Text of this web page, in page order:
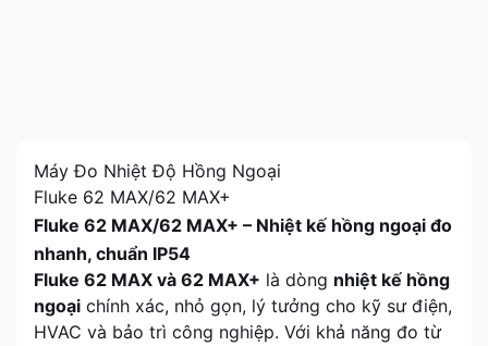
Máy Đo Nhiệt Độ Hồng Ngoại
Fluke 62 MAX/62 MAX+
Fluke 62 MAX/62 MAX+ – Nhiệt kế hồng ngoại đo
nhanh, chuẩn IP54
Fluke 62 MAX và 62 MAX+ là dòng nhiệt kế hồng
ngoại chính xác, nhỏ gọn, lý tưởng cho kỹ sư điện,
HVAC và bảo trì công nghiệp. Với khả năng đo từ